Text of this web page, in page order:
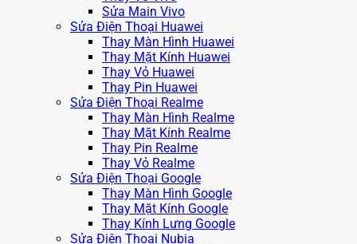
Sửa Main Vivo
Sửa Điện Thoại Huawei
Thay Màn Hình Huawei
Thay Mặt Kính Huawei
Thay Vỏ Huawei
Thay Pin Huawei
Sửa Điện Thoại Realme
Thay Màn Hình Realme
Thay Mặt Kính Realme
Thay Pin Realme
Thay Vỏ Realme
Sửa Điện Thoại Google
Thay Màn Hình Google
Thay Mặt Kính Google
Thay Kính Lưng Google
Sửa Điện Thoại Nubia